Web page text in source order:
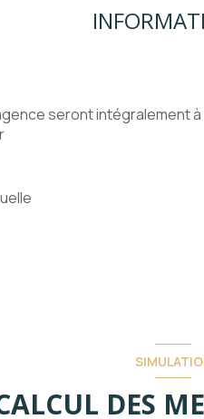
seront intégralement à
DES